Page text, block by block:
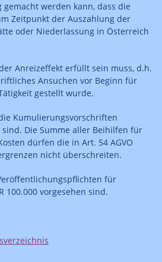
werden kann, dass die
Zeitpunkt der Auszahlung der
oder Niederlassung in Österreich
Anreizeffekt erfüllt sein muss, d.h.
Ansuchen vor Beginn für
gestellt wurde.
Kumulierungsvorschriften
Die Summe aller Beihilfen für
dürfen die in Art. 54 AGVO
nicht überschreiten.
für
100.000 vorgesehen sind.